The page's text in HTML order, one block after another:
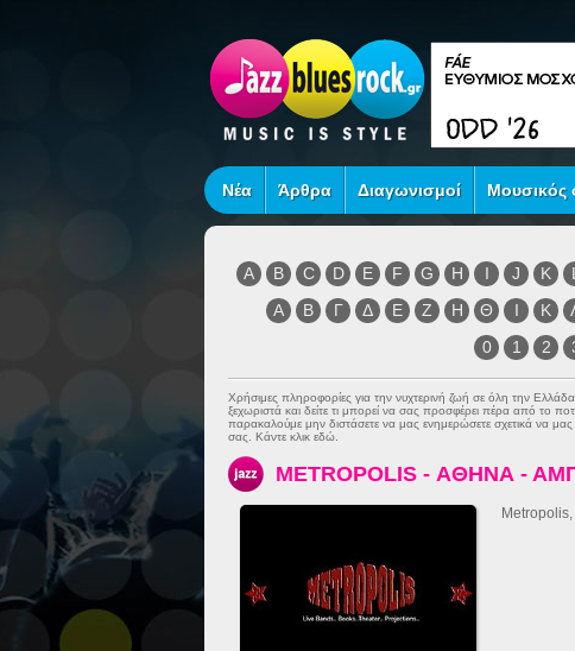
Νέα Άρθρα Διαγωνισμοί Μουσικός
A B C D E F G H I J K L
Α
Β Γ Δ Ε Ζ Η Θ Ι Κ
0
1 2
Χρήσιμες πληροφορίες για την νυχτερινή ζωή σε όλη την
ξεχωριστά και δείτε τι μπορεί να σας προσφέρει πέρα από το
παρακαλούμε μην διστάσετε να μας ενημερώσετε σχετικά να μας
σας. Κάντε κλικ εδώ.
METROPOLIS - ΑΘΗΝΑ -
Metropolis,